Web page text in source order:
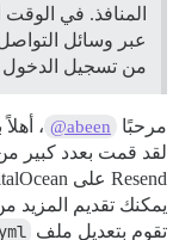
المنافذ. في
عبر وسائل
من تسجيل الدخول
مرحبًا @abeen ،
يمكنك تقديم المزيد
تقوم بتعديل ملف